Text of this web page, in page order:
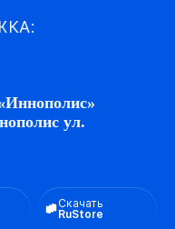
ул.
Скачать
RuStore